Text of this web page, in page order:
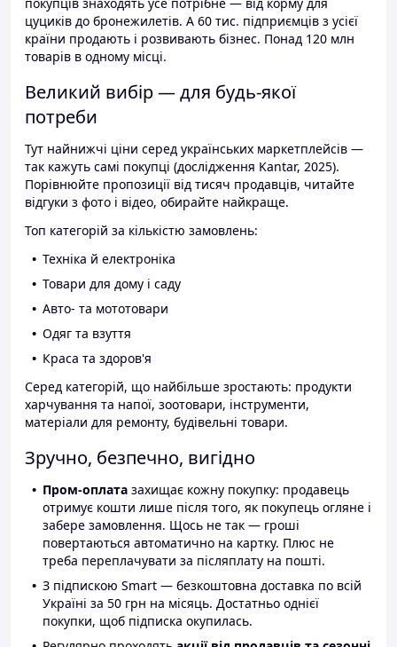
цуциків до бронежилетів. А 60 тис. підприємців з усієї
країни продають і розвивають бізнес. Понад 120 млн
товарів в одному місці.
Великий вибір — для будь-якої
потреби
Тут найнижчі ціни серед українських маркетплейсів —
так кажуть самі покупці (дослідження Kantar, 2025).
Порівнюйте пропозиції від тисяч продавців, читайте
відгуки з фото і відео, обирайте найкраще.
Топ категорій за кількістю замовлень:
Техніка й електроніка
Товари для дому і саду
Авто- та мототовари
Одяг та взуття
Краса та здоров'я
Серед категорій, що найбільше зростають: продукти
харчування та напої, зоотовари, інструменти,
матеріали для ремонту, будівельні товари.
Зручно, безпечно, вигідно
Пром-оплата захищає кожну покупку: продавець
отримує кошти лише після того, як покупець огляне і
забере замовлення. Щось не так — гроші
повертаються автоматично на картку. Плюс не
треба переплачувати за післяплату на пошті.
З підпискою Smart — безкоштовна доставка по всій
Україні за 50 грн на місяць. Достатньо однієї
покупки, щоб підписка окупилась.